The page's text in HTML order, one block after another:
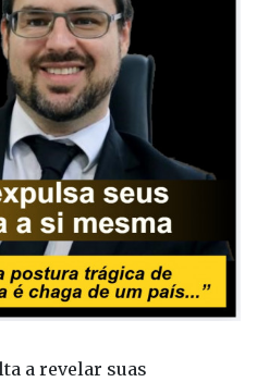
a revelar suas